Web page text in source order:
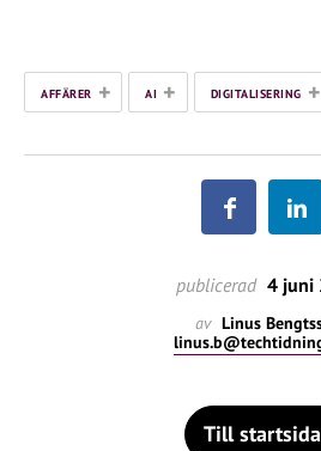
AFFÄRER + AI + DIGITALISERING +
publicerad 4 juni
av Linus
Till